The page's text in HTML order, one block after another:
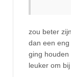
zou beter
dan een
ging
leuker om